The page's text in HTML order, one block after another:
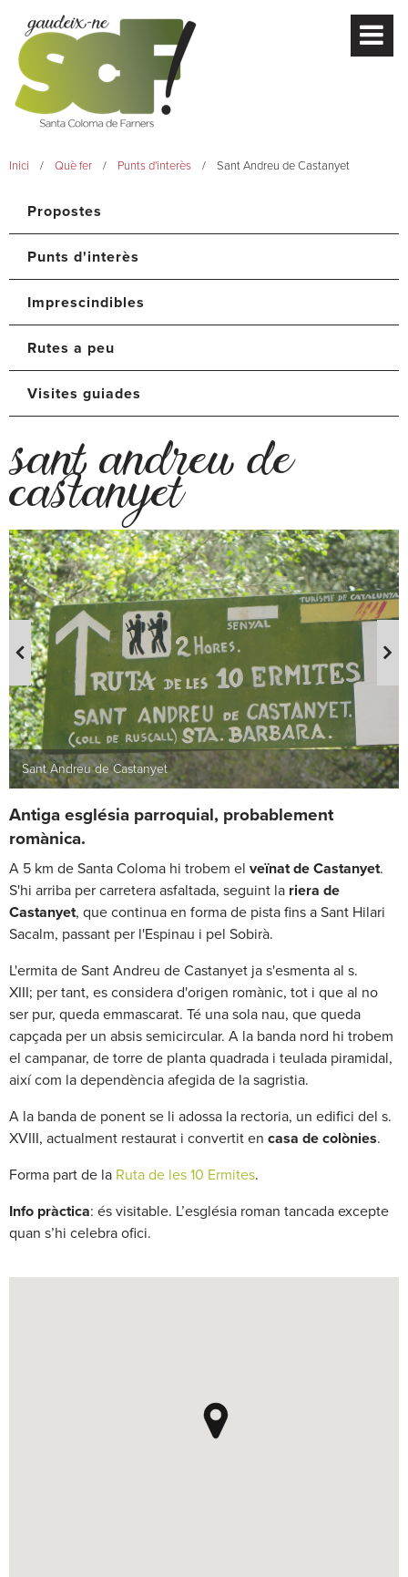
Inici Què fer Punts d'interès Sant Andreu de Castanyet
Propostes
Punts d'interès
Imprescindibles
Rutes a peu
Visites guiades
sant andreu de
castanyet
Sant Andreu de Castanyet
Antiga església parroquial, probablement
romànica.
A 5 km de Santa Coloma hi trobem el veïnat de Castanyet.
S'hi arriba per carretera asfaltada, seguint la riera de
Castanyet, que continua en forma de pista fins a Sant Hilari
Sacalm, passant per l'Espinau i pel Sobirà.
L'ermita de Sant Andreu de Castanyet ja s'esmenta al s.
XIII; per tant, es considera d'origen romànic, tot i que al no
ser pur, queda emmascarat. Té una sola nau, que queda
capçada per un absis semicircular. A la banda nord hi trobem
el campanar, de torre de planta quadrada i teulada piramidal,
així com la dependència afegida de la sagristia.
A la banda de ponent se li adossa la rectoria, un edifici del s.
XVIII, actualment restaurat i convertit en casa de colònies.
Forma part de la Ruta de les 10 Ermites.
Info pràctica: és visitable. L’església roman tancada excepte
quan s’hi celebra ofici.